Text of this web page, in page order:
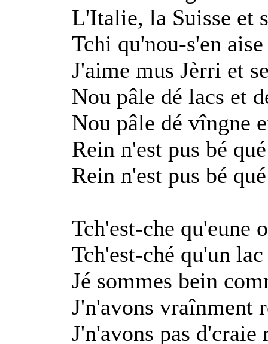
L'Italie, la Suisse et
Tchi qu'nou-s'en
J'aime mus Jèrri et
Nou pâle dé lacs et
Nou pâle dé vîngne
Rein n'est pus bé
Rein n'est pus bé
Tch'est-che qu'eune
Tch'est-ché qu'un
Jé sommes bein
J'n'avons vraînment
J'n'avons pas d'craie